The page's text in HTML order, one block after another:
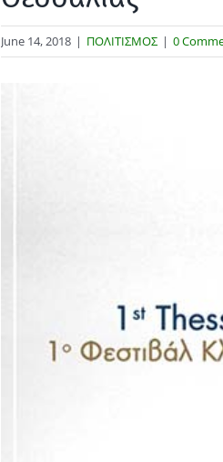
June 14, 2018 | ΠΟΛΙΤΙΣΜΟΣ | 0